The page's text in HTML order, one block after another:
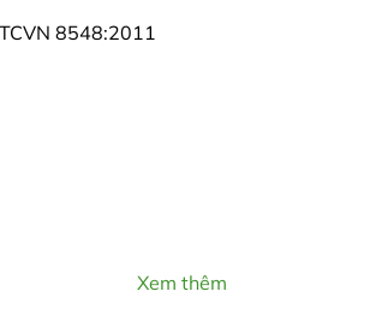
8548:2011
Xem thêm